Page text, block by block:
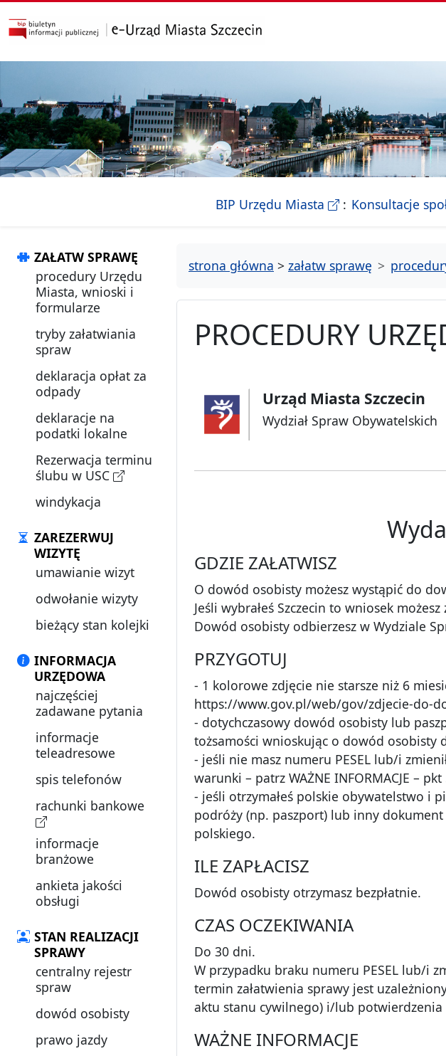
przejdź do głównego menu
BIP Urzędu Miasta - Biletyn Informacji
Konsultacje
ZAŁATW SPRAWĘ
procedury Urzędu
Miasta, wnioski i
formularze
tryby załatwiania
spraw
deklaracja opłat za
odpady
deklaracje na
podatki lokalne
Rezerwacja terminu
ślubu w USC
windykacja
ZAREZERWUJ
WIZYTĘ
umawianie wizyt
odwołanie wizyty
bieżący stan kolejki
INFORMACJA
URZĘDOWA
najczęściej
zadawane pytania
informacje
teleadresowe
spis telefonów
rachunki bankowe
informacje
branżowe
ankieta jakości
obsługi
STAN REALIZACJI
SPRAWY
centralny rejestr
spraw
dowód osobisty
prawo jazdy
strona główna > załatw sprawę
PROCEDURY
Urząd Miasta Szczecin
Wydział Spraw Obywatelskich
GDZIE ZAŁATWISZ
O dowód osobisty możesz wystąpić do
Jeśli wybrałeś Szczecin to wniosek
Dowód osobisty odbierzesz w Wydziale
PRZYGOTUJ
- 1 kolorowe zdjęcie nie starsze niż 6
https://www.gov.pl/web/gov/zdjecie-do-
- dotychczasowy dowód osobisty lub
tożsamości wnioskując o dowód osobisty
- jeśli nie masz numeru PESEL lub/i
warunki – patrz WAŻNE INFORMACJE – pkt
- jeśli otrzymałeś polskie obywatelstwo i
podróży (np. paszport) lub inny
polskiego.
ILE ZAPŁACISZ
Dowód osobisty otrzymasz bezpłatnie.
CZAS OCZEKIWANIA
Do 30 dni.
W przypadku braku numeru PESEL lub/i
termin załatwienia sprawy jest
aktu stanu cywilnego) i/lub
WAŻNE INFORMACJE